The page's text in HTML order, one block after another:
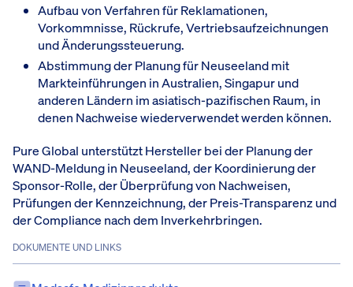
Aufbau von Verfahren für Reklamationen,
Vorkommnisse, Rückrufe, Vertriebsaufzeichnungen
und Änderungssteuerung.
Abstimmung der Planung für Neuseeland mit
Markteinführungen in Australien, Singapur und
anderen Ländern im asiatisch-pazifischen Raum, in
denen Nachweise wiederverwendet werden können.
Pure Global unterstützt Hersteller bei der Planung der
WAND-Meldung in Neuseeland, der Koordinierung der
Sponsor-Rolle, der Überprüfung von Nachweisen,
Prüfungen der Kennzeichnung, der Preis-Transparenz und
der Compliance nach dem Inverkehrbringen.
DOKUMENTE UND LINKS